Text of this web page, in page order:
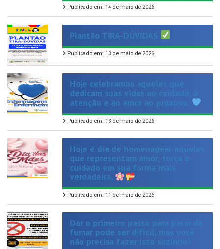
Plantão TIRA-DÚVIDAS
Publicado em: 13 de maio de 2026
Hoje celebramos aqueles que
dedicam suas vidas ao cuidado, à
atenção e ao amor ao próximo.
Publicado em: 13 de maio de 2026
Hoje é dia de homenagear aquelas
que representam amor, força e
cuidado em sua forma mais
verdadeira.
Publicado em: 11 de maio de 2026
Dar o primeiro passo para parar de
fumar pode ser difícil, mas você
não precisa fazer isso sozinho!
Publicado em: 9 de maio de 2026